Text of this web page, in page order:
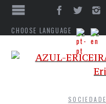
CHOOSE LANGUAGE
SOCIEDADE